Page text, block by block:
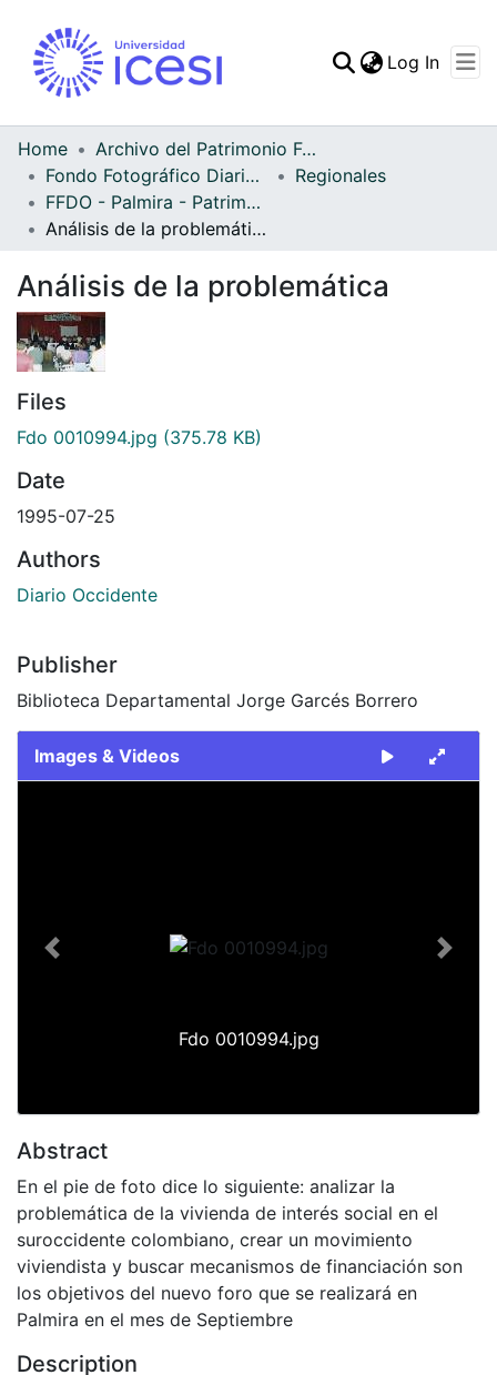
Statistics
Log In
Home
Archivo del Patrimonio Fotográfico y Fílmico del Valle del Cauca
Fondo Fotográfico Diario Occidente
Regionales
FFDO - Palmira - Patrimonial
Análisis de la problemática
Análisis de la problemática
Files
Fdo 0010994.jpg (375.78 KB)
Date
1995-07-25
Authors
Diario Occidente
Publisher
Biblioteca Departamental Jorge Garcés Borrero
Images & Videos
Fdo 0010994.jpg
Previous Next
Abstract
En el pie de foto dice lo siguiente: analizar la
problemática de la vivienda de interés social en el
suroccidente colombiano, crear un movimiento
viviendista y buscar mecanismos de financiación son
los objetivos del nuevo foro que se realizará en
Palmira en el mes de Septiembre
Description